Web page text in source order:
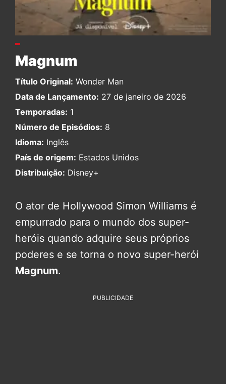
Magnum
Título Original: Wonder Man
Data de Lançamento: 27 de janeiro de 2026
Temporadas: 1
Número de Episódios: 8
Idioma: Inglês
País de origem: Estados Unidos
Distribuição: Disney+
O ator de Hollywood Simon Williams é
empurrado para o mundo dos super-
heróis quando adquire seus próprios
poderes e se torna o novo super-herói
Magnum.
PUBLICIDADE